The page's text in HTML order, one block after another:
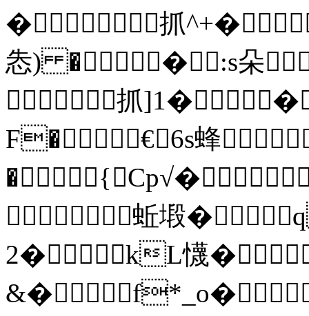
�抓
怣) ��:s朵
抓
F�€ 6s蜂
蚯塅
2�kL懱